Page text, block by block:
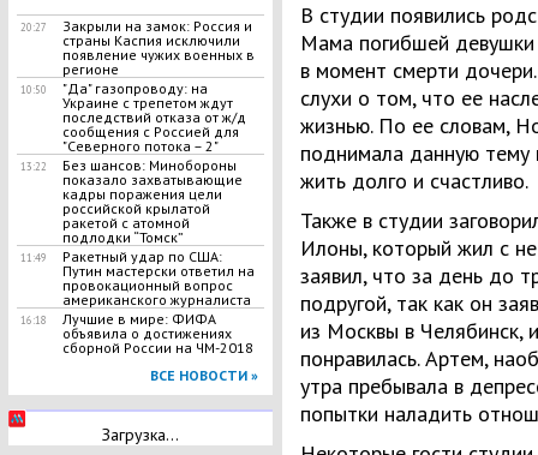
20:27
Закрыли на замок: Россия и
страны Каспия исключили
появление чужих военных в
регионе
10:50
"Да" газопроводу: на
Украине с трепетом ждут
последствий отказа от ж/д
сообщения с Россией для
"Северного потока – 2"
13:22
Без шансов: Минобороны
показало захватывающие
кадры поражения цели
российской крылатой
ракетой с атомной
подлодки “Томск”
11:49
Ракетный удар по США:
Путин мастерски ответил на
провокационный вопрос
американского журналиста
16:18
Лучшие в мире: ФИФА
объявила о достижениях
сборной России на ЧМ-2018
ВСЕ НОВОСТИ »
Загрузка...
В студии появились
Мама погибшей
в момент смерти
слухи о том, что ее
жизнью. По ее словам,
поднимала данную
жить долго и счастливо.
Также в студии
Илоны, который жил с
заявил, что за день до
подругой, так как он
из Москвы в Челябинск,
понравилась. Артем,
утра пребывала в
попытки наладить